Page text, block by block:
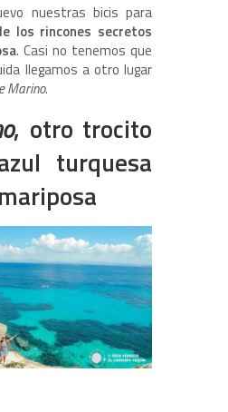
nuestras bicis para
los rincones secretos
. Casi no tenemos que
llegamos a otro lugar
Marino.
, otro trocito
turquesa